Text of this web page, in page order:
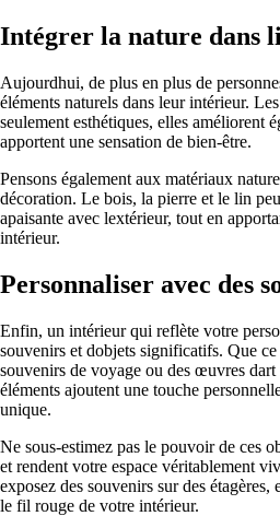
Intégrer la nature dans
Aujourdhui, de plus en plus de
éléments naturels dans leur intérieur.
seulement esthétiques, elles améliorent
apportent une sensation de bien-être.
Pensons également aux matériaux
décoration. Le bois, la pierre et le lin
apaisante avec lextérieur, tout en
intérieur.
Personnaliser avec des
Enfin, un intérieur qui reflète votre
souvenirs et dobjets significatifs. Que
souvenirs de voyage ou des œuvres dart
éléments ajoutent une touche
unique.
Ne sous-estimez pas le pouvoir de ces
et rendent votre espace véritablement
exposez des souvenirs sur des étagères,
le fil rouge de votre intérieur.